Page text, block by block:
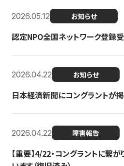
2026.05.12 お知らせ
認定NPO全国ネットワーク登録受
2026.04.22 お知らせ
日本経済新聞にコングラントが
2026.04.22 障害報告
【重要】4/22・コングラントに繋